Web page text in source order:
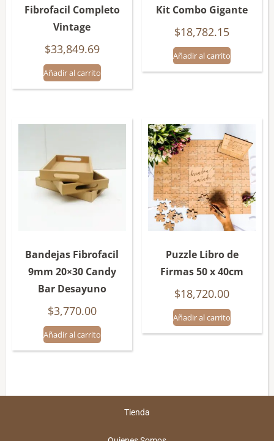
Fibrofacil Completo
Vintage
$33,849.69
Añadir al carrito
Kit Combo Gigante
$18,782.15
Añadir al carrito
Bandejas Fibrofacil
9mm 20×30 Candy
Bar Desayuno
$3,770.00
Añadir al carrito
Puzzle Libro de
Firmas 50 x 40cm
$18,720.00
Añadir al carrito
Tienda